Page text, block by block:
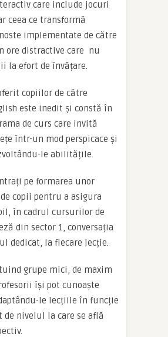
care include jocuri
ceea ce transformă
implementate de către
ore distractive care nu
la efort de învățare.
copiilor de către
este inedit și constă în
de curs care invită
într-un mod perspicace și
le abilitățile.
pe formarea unor
copii pentru a asigura
în cadrul cursurilor de
din sector 1, conversația
dedicat, la fiecare lecție.
grupe mici, de maxim
își pot cunoaște
le lecțiile în funcție
de nivelul la care se află